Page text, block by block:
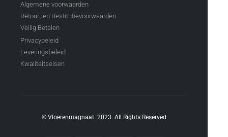
Algemene voorwaarden
Retour- en Restitutievoorwaarden
Veilig Betalen
Privacybeleid
Leveringsbeleid
Kwaliteitseisen
© Vloerenmagnaat. 2023. All Rights Reserved